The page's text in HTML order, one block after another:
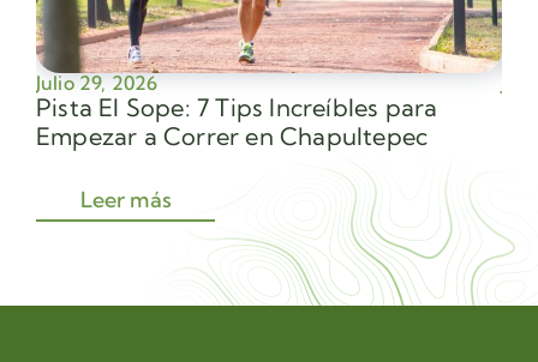
Julio 29, 2026
Pista El Sope: 7 Tips Increíbles para
Empezar a Correr en Chapultepec
Leer más